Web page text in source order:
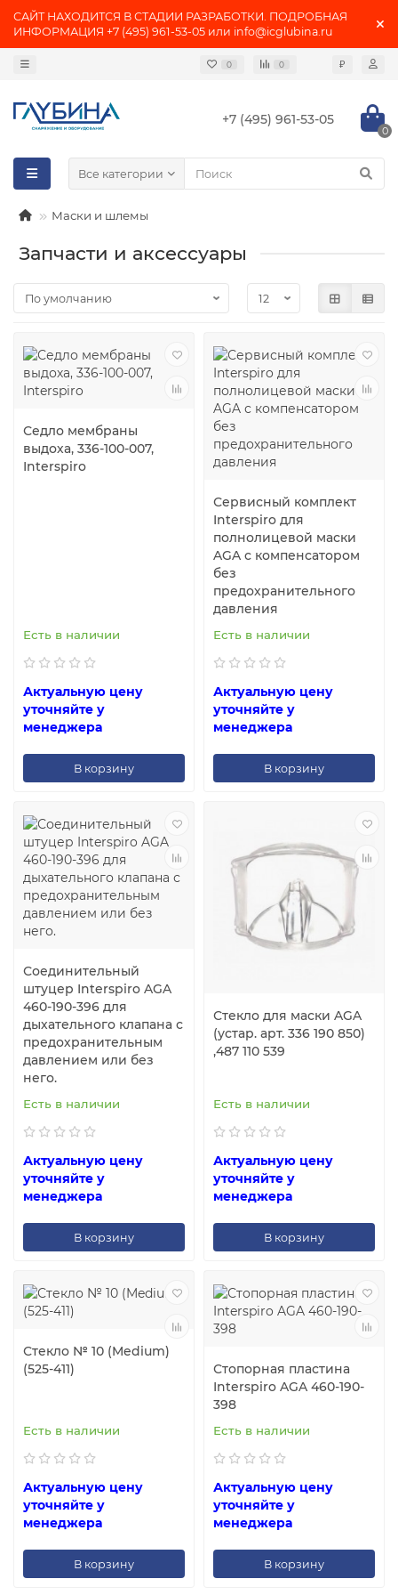
САЙТ НАХОДИТСЯ В СТАДИИ РАЗРАБОТКИ. ПОДРОБНАЯ
ИНФОРМАЦИЯ +7 (495) 961-53-05 или info@icglubina.ru
0 0 ₽
+7 (495) 961-53-05
0
Все категории
Маски и шлемы
Запчасти и аксессуары
Седло мембраны
выдоха, 336-100-007,
Interspiro
Есть в наличии
Актуальную цену
уточняйте у
менеджера
В корзину
Сервисный комплект
Interspiro для
полнолицевой маски
AGA с компенсатором
без
предохранительного
давления
Есть в наличии
Актуальную цену
уточняйте у
менеджера
В корзину
Соединительный
штуцер Interspiro AGA
460-190-396 для
дыхательного клапана с
предохранительным
давлением или без
него.
Есть в наличии
Актуальную цену
уточняйте у
менеджера
В корзину
Стекло для маски AGA
(устар. арт. 336 190 850)
,487 110 539
Есть в наличии
Актуальную цену
уточняйте у
менеджера
В корзину
Стекло № 10 (Medium)
(525-411)
Есть в наличии
Актуальную цену
уточняйте у
менеджера
В корзину
Стопорная пластина
Interspiro AGA 460-190-
398
Есть в наличии
Актуальную цену
уточняйте у
менеджера
В корзину